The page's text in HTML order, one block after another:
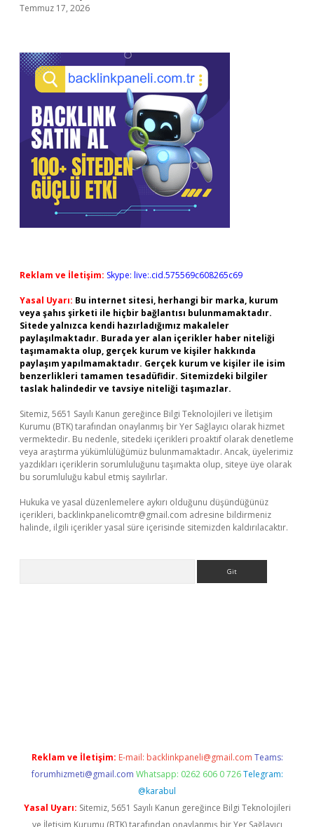
Temmuz 17, 2026
Reklam ve İletişim: Skype: live:.cid.575569c608265c69
Yasal Uyarı: Bu internet sitesi, herhangi bir marka, kurum
veya şahıs şirketi ile hiçbir bağlantısı bulunmamaktadır.
Sitede yalnızca kendi hazırladığımız makaleler
paylaşılmaktadır. Burada yer alan içerikler haber niteliği
taşımamakta olup, gerçek kurum ve kişiler hakkında
paylaşım yapılmamaktadır. Gerçek kurum ve kişiler ile isim
benzerlikleri tamamen tesadüfidir. Sitemizdeki bilgiler
taslak halindedir ve tavsiye niteliği taşımazlar.
Sitemiz, 5651 Sayılı Kanun gereğince Bilgi Teknolojileri ve İletişim
Kurumu (BTK) tarafından onaylanmış bir Yer Sağlayıcı olarak hizmet
vermektedir. Bu nedenle, sitedeki içerikleri proaktif olarak denetleme
veya araştırma yükümlülüğümüz bulunmamaktadır. Ancak, üyelerimiz
yazdıkları içeriklerin sorumluluğunu taşımakta olup, siteye üye olarak
bu sorumluluğu kabul etmiş sayılırlar.
Hukuka ve yasal düzenlemelere aykırı olduğunu düşündüğünüz
içerikleri, backlinkpanelicomtr@gmail.com adresine bildirmeniz
halinde, ilgili içerikler yasal süre içerisinde sitemizden kaldırılacaktır.
Reklam ve İletişim: E-mail: backlinkpaneli@gmail.com Teams:
forumhizmeti@gmail.com Whatsapp: 0262 606 0 726 Telegram:
@karabul
Yasal Uyarı: Sitemiz, 5651 Sayılı Kanun gereğince Bilgi Teknolojileri
ve İletişim Kurumu (BTK) tarafından onaylanmış bir Yer Sağlayıcı